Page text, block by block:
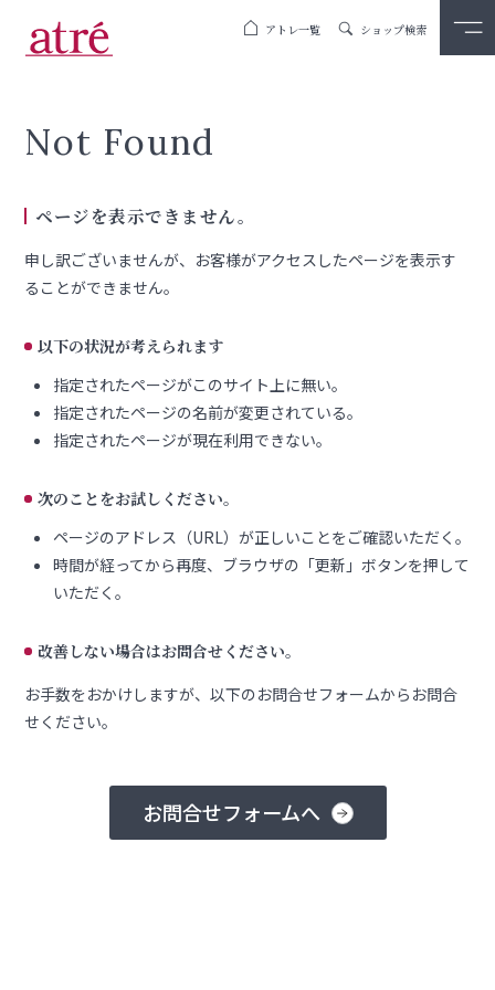
アトレ一覧 ショップ検索
Not Found
ページを表示できません。
申し訳ございませんが、お客様がアクセスしたページを表示す
ることができません。
以下の状況が考えられます
指定されたページがこのサイト上に無い。
指定されたページの名前が変更されている。
指定されたページが現在利用できない。
次のことをお試しください。
ページのアドレス（URL）が正しいことをご確認いただく。
時間が経ってから再度、ブラウザの「更新」ボタンを押して
いただく。
改善しない場合はお問合せください。
お手数をおかけしますが、以下のお問合せフォームからお問合
せください。
お問合せフォームへ